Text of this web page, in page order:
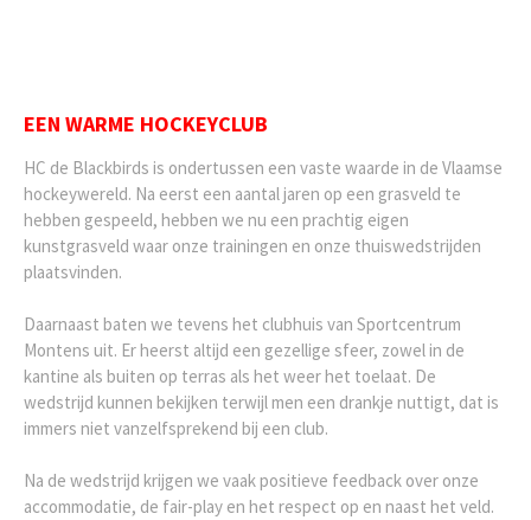
EEN WARME HOCKEYCLUB
HC de Blackbirds is ondertussen een vaste waarde in de Vlaamse
hockeywereld. Na eerst een aantal jaren op een grasveld te
hebben gespeeld, hebben we nu een prachtig eigen
kunstgrasveld waar onze trainingen en onze thuiswedstrijden
plaatsvinden.
Daarnaast baten we tevens het clubhuis van Sportcentrum
Montens uit. Er heerst altijd een gezellige sfeer, zowel in de
kantine als buiten op terras als het weer het toelaat. De
wedstrijd kunnen bekijken terwijl men een drankje nuttigt, dat is
immers niet vanzelfsprekend bij een club.
Na de wedstrijd krijgen we vaak positieve feedback over onze
accommodatie, de fair-play en het respect op en naast het veld.